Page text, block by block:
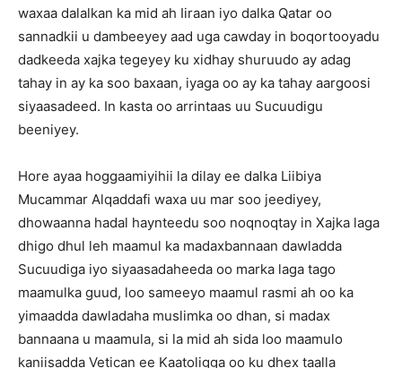
waxaa dalalkan ka mid ah Iiraan iyo dalka Qatar oo
sannadkii u dambeeyey aad uga cawday in boqortooyadu
dadkeeda xajka tegeyey ku xidhay shuruudo ay adag
tahay in ay ka soo baxaan, iyaga oo ay ka tahay aargoosi
siyaasadeed. In kasta oo arrintaas uu Sucuudigu
beeniyey.
Hore ayaa hoggaamiyihii la dilay ee dalka Liibiya
Mucammar Alqaddafi waxa uu mar soo jeediyey,
dhowaanna hadal haynteedu soo noqnoqtay in Xajka laga
dhigo dhul leh maamul ka madaxbannaan dawladda
Sucuudiga iyo siyaasadaheeda oo marka laga tago
maamulka guud, loo sameeyo maamul rasmi ah oo ka
yimaadda dawladaha muslimka oo dhan, si madax
bannaana u maamula, si la mid ah sida loo maamulo
kaniisadda Vetican ee Kaatoligga oo ku dhex taalla